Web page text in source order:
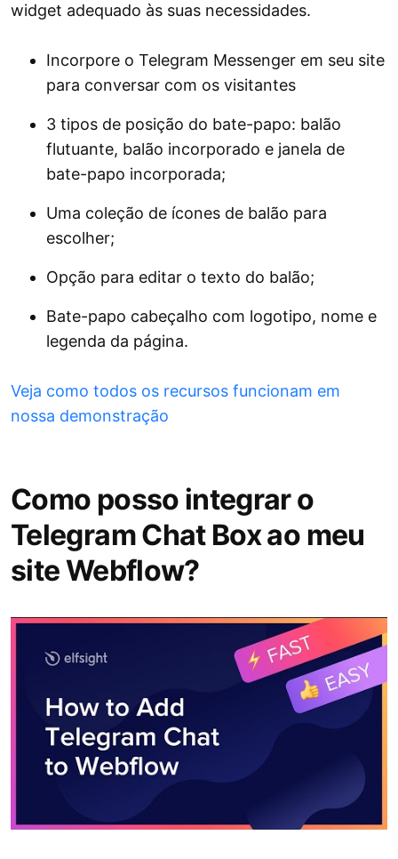
widget adequado às suas necessidades.
Incorpore o Telegram Messenger em seu site
para conversar com os visitantes
3 tipos de posição do bate-papo: balão
flutuante, balão incorporado e janela de
bate-papo incorporada;
Uma coleção de ícones de balão para
escolher;
Opção para editar o texto do balão;
Bate-papo cabeçalho com logotipo, nome e
legenda da página.
Veja como todos os recursos funcionam em
nossa demonstração
Como posso integrar o
Telegram Chat Box ao meu
site Webflow?